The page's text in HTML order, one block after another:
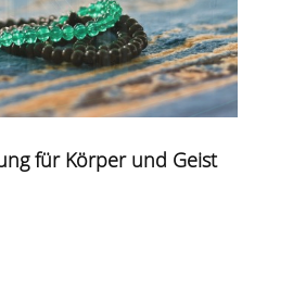
für Körper und Geist
verurteilt Angriff auf